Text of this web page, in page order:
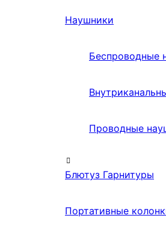
Наушники
Беспроводные
Проводные
Блютуз Гарнитуры
Портативные